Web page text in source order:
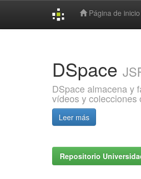
Página de inicio
DSpace
DSpace almacena y
vídeos y colecciones
Leer más
Repositorio